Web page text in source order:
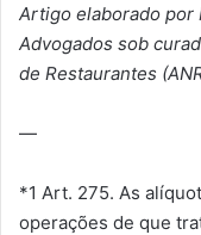
Artigo elaborado por
Advogados sob
de Restaurantes
—
*1 Art. 275. As
operações de que